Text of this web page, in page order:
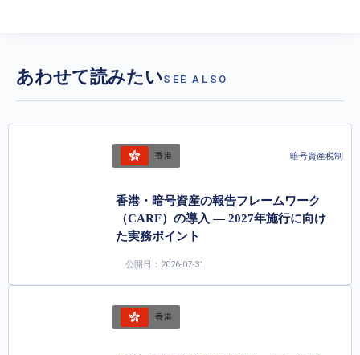
あわせて読みたいSEE ALSO
香港 暗号資産税制
香港・暗号資産の報告フレームワーク
（CARF）の導入 ― 2027年施行に向け
た実務ポイント
公開日：2026-07-31
香港